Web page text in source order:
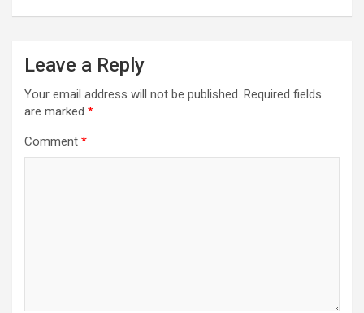
Leave a Reply
Your email address will not be published. Required fields
are marked *
Comment *